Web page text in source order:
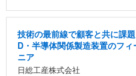
技術の最前線で顧客と共に課
D・半導体関係製造装置のフ
ニア
日総工産株式会社